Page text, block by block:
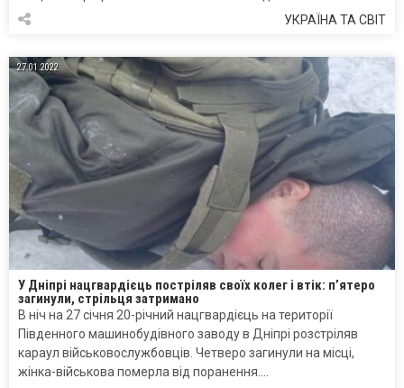
УКРАЇНА ТА СВІТ
27.01.2022
У Дніпрі нацгвардієць постріляв своїх колег і втік: п’ятеро
загинули, стрільця затримано
В ніч на 27 січня 20-річний нацгвардієць на території
Південного машинобудівного заводу в Дніпрі розстріляв
караул військовослужбовців. Четверо загинули на місці,
жінка-військова померла від поранення….